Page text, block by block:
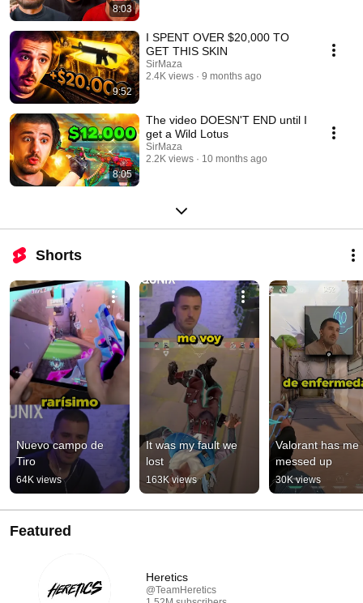
8:03
9:52
I SPENT OVER $20,000 TO
GET THIS SKIN
SirMaza
2.4K views
9 months ago
8:05
The video DOESN'T END until I
get a Wild Lotus
SirMaza
2.2K views
10 months ago
Shorts
Nuevo campo de
Tiro
64K views
It was my fault we
lost
163K views
Valorant has me
messed up
30K views
Featured
Heretics
@TeamHeretics